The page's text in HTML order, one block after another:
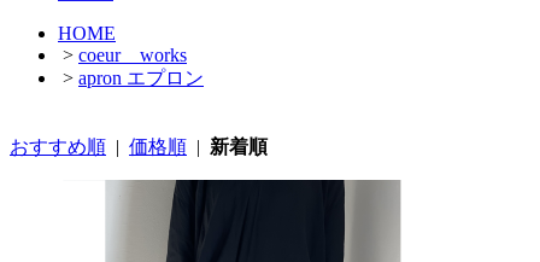
HOME
> coeur works
> apron エプロン
おすすめ順 | 価格順 | 新着順